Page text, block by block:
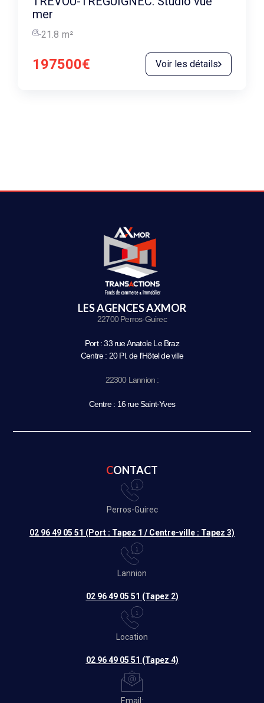
mer
21.8 m²
197500€ Voir les détails
LES AGENCES AXMOR
22700 Perros-Guirec
Port : 33 rue Anatole Le Braz
Centre : 20 Pl. de l’Hôtel de ville
22300 Lannion :
Centre : 16 rue Saint-Yves
CONTACT
Perros-Guirec
02 96 49 05 51 (Port : Tapez 1 / Centre-ville : Tapez 3)
Lannion
02 96 49 05 51 (Tapez 2)
Location
02 96 49 05 51 (Tapez 4)
Email: